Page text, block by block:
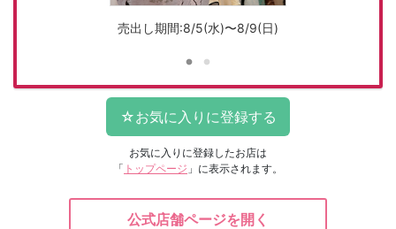
売出し期間:8/5(水)〜8/9(日)
お気に入りに登録したお店は
「 トップページ 」に表示されます。
公式店舗ページを開く